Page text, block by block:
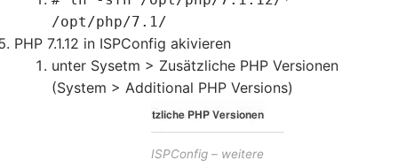
/opt/php/7.1/
PHP 7.1.12 in ISPConfig akivieren
unter Sysetm > Zusätzliche PHP Versionen
(System > Additional PHP Versions)
ISPConfig – weitere